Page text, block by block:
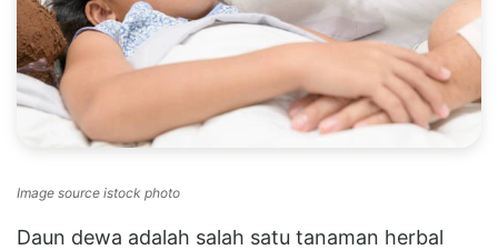
Image source istock photo
Daun dewa adalah salah satu tanaman herbal